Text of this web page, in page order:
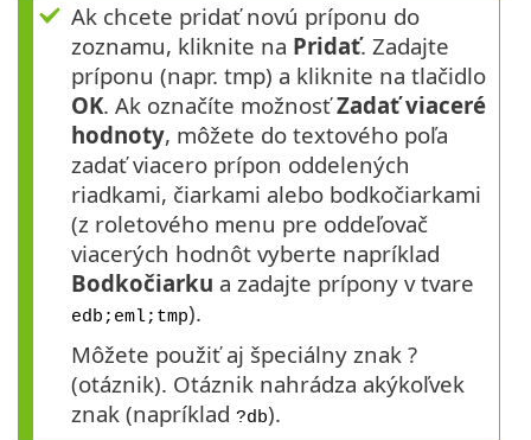
Ak chcete pridať novú príponu do
zoznamu, kliknite na Pridať. Zadajte
príponu (napr. tmp) a kliknite na tlačidlo
OK. Ak označíte možnosťZadať viaceré
hodnoty, môžete do textového poľa
zadať viacero prípon oddelených
riadkami, čiarkami alebo bodkočiarkami
(z roletového menu pre oddeľovač
viacerých hodnôt vyberte napríklad
Bodkočiarku a zadajte prípony v tvare
edb;eml;tmp).
Môžete použiť aj špeciálny znak ?
(otáznik). Otáznik nahrádza akýkoľvek
znak (napríklad ?db).